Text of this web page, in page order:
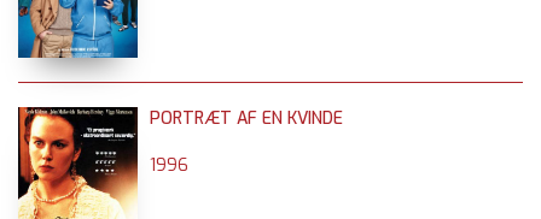
PORTRÆT AF EN KVINDE
1996